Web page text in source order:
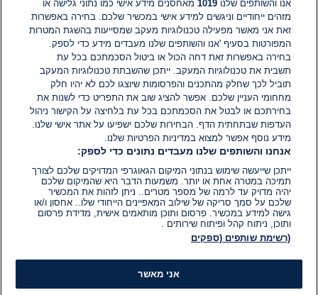
אין עדיין תגובות. היה הראשון להגיב
הוסף תגובה
אנו והשותפים שלנו1019 מאחסנים מידע אישי כמו נתוני גלישה או
מזהים ייחודיים וניגשים למידע אישי במכשיר שלכם. בחירה באפשרות
זאת אני מאשר מפעילה טכנולוגיות מעקב שמסייעות בהשגת המטרות
המפורטות בסעיף 'אנו והשותפים שלנו מעבדים מידע כדי לספק.
בחירה באפשרות זאת דחה הכול או ביטול הסכמתכם בכל עת
תשבית את טכנולוגיות המעקב. ייתכן שהשבתת טכנולוגיות המעקב
תוביל לכך שחלק מהתכנים והפרסומות שיוצגו לכם לא יהיו חלק
מחחומי העניין שלכם. אפשר להציג שוב את התפריט כדי לשנות את
בחירתכם או לבטל את הסכמתכם בכל עת בלחיצה על הקישור ניהול
העדפות שבתחתית הדף. הבחירות שלכם ישפיעו על אתר אישי שלנו.
מידע נוסף אפשר למצוא במדיניות הפרטיות שלנו.
אנחנו והשותפים שלנו מעבדים נתונים כדי לספק:
ייתכן שייעשה שימוש בנתוני המיקום הגאוגרפי המדויקים שלכם לצורך
תמיכה במטרה אחת או יותר. משמעות הדבר היא שהמיקום שלכם
יהיה מדויק עד לרמה של מספר מטרים.. ניתן לזהות את המכשיר
שלכם על סמך סריקה של שילוב המאפיינים הייחודי שלו.. אחסון ו/או
גישה למידע במכשיר. פרסום ותוכן מותאמים אישית, מדידת פרסום
ותוכן, ניתוח קהל ופיתוח שירותים .
(רשימת שותפים (ספקים
אני מאשר